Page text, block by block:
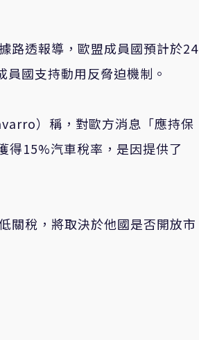
路透報導，歐盟成員國預計於24
國支持動用反脅迫機制。
）稱，對歐方消息「應持保
15%汽車稅率，是因提供了
關稅，將取決於他國是否開放市